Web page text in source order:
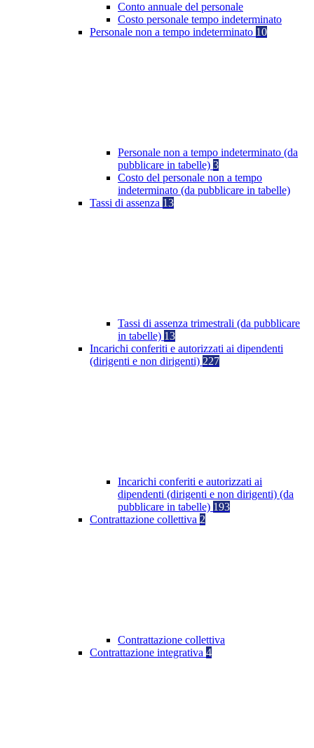
Conto annuale del personale
Costo personale tempo indeterminato
Personale non a tempo indeterminato 10
Personale non a tempo indeterminato (da
pubblicare in tabelle) 3
Costo del personale non a tempo
indeterminato (da pubblicare in tabelle)
Tassi di assenza 13
Tassi di assenza trimestrali (da pubblicare
in tabelle) 13
Incarichi conferiti e autorizzati ai dipendenti
(dirigenti e non dirigenti) 227
Incarichi conferiti e autorizzati ai
dipendenti (dirigenti e non dirigenti) (da
pubblicare in tabelle) 193
Contrattazione collettiva 2
Contrattazione collettiva
Contrattazione integrativa 4